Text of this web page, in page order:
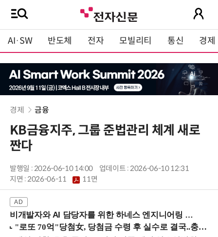
AI·SW 반도체 전자 모빌리티 통신 경제
경제 금융
KB금융지주, 그룹 준법관리 체계 새로
짠다
발행일 : 2026-06-10 14:00
업데이트 : 2026-06-10 12:31
지면 :2026-06-11 11면
비개발자와 AI 담당자를 위한 하네스 엔지니어링 입문과정 (8/20 신논현역)